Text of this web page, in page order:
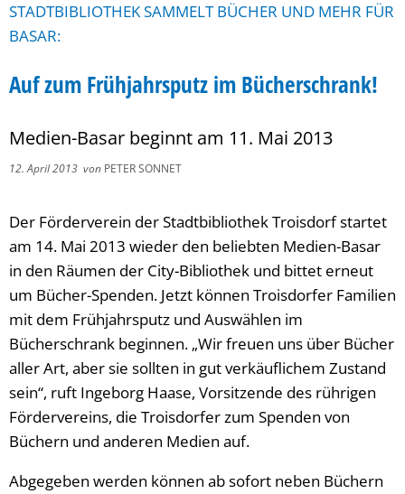
STADTBIBLIOTHEK SAMMELT BÜCHER UND MEHR FÜR
BASAR:
Auf zum Frühjahrsputz im Bücherschrank!
Medien-Basar beginnt am 11. Mai 2013
12. April 2013 von PETER SONNET
Der Förderverein der Stadtbibliothek Troisdorf startet
am 14. Mai 2013 wieder den beliebten Medien-Basar
in den Räumen der City-Bibliothek und bittet erneut
um Bücher-Spenden. Jetzt können Troisdorfer Familien
mit dem Frühjahrsputz und Auswählen im
Bücherschrank beginnen. „Wir freuen uns über Bücher
aller Art, aber sie sollten in gut verkäuflichem Zustand
sein“, ruft Ingeborg Haase, Vorsitzende des rührigen
Fördervereins, die Troisdorfer zum Spenden von
Büchern und anderen Medien auf.
Abgegeben werden können ab sofort neben Büchern